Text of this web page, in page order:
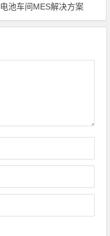
电池车间MES解决方案